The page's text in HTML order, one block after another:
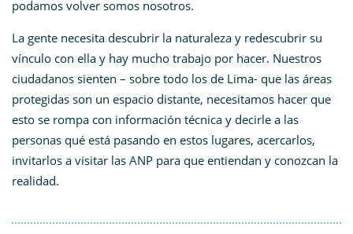
podamos volver somos nosotros.
La gente necesita descubrir la naturaleza y redescubrir su
vínculo con ella y hay mucho trabajo por hacer. Nuestros
ciudadanos sienten – sobre todo los de Lima- que las áreas
protegidas son un espacio distante, necesitamos hacer que
esto se rompa con información técnica y decirle a las
personas qué está pasando en estos lugares, acercarlos,
invitarlos a visitar las ANP para que entiendan y conozcan la
realidad.